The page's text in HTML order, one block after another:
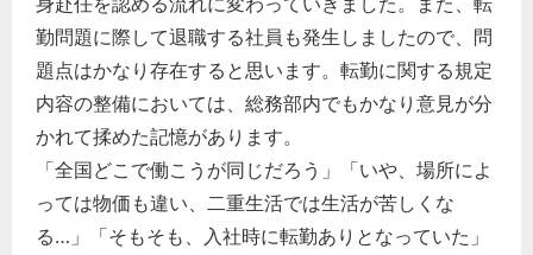
勤問題に際して退職する社員も発生しましたので、問
題点はかなり存在すると思います。転勤に関する規定
内容の整備においては、総務部内でもかなり意見が分
かれて揉めた記憶があります。
「全国どこで働こうが同じだろう」「いや、場所によ
っては物価も違い、二重生活では生活が苦しくな
る…」「そもそも、入社時に転勤ありとなっていた」